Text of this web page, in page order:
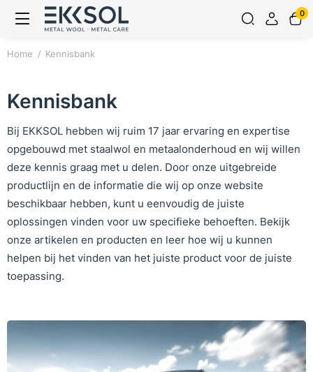
0
Home Kennisbank
Kennisbank
Bij EKKSOL hebben wij ruim 17 jaar ervaring en expertise
opgebouwd met staalwol en metaalonderhoud en wij willen
deze kennis graag met u delen. Door onze uitgebreide
productlijn en de informatie die wij op onze website
beschikbaar hebben, kunt u eenvoudig de juiste
oplossingen vinden voor uw specifieke behoeften. Bekijk
onze artikelen en producten en leer hoe wij u kunnen
helpen bij het vinden van het juiste product voor de juiste
toepassing.